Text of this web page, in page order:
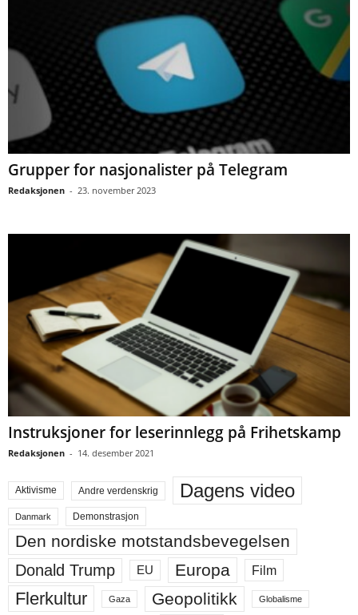
Grupper for nasjonalister på Telegram
Redaksjonen - 23. november 2023
Instruksjoner for leserinnlegg på Frihetskamp
Redaksjonen - 14. desember 2021
Aktivisme Andre verdenskrig Dagens video
Danmark Demonstrasjon
Den nordiske motstandsbevegelsen
Donald Trump EU Europa Film
Flerkultur Gaza Geopolitikk Globalisme